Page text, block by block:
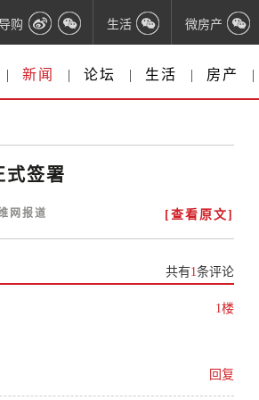
导购 生活 微房产
| 新闻 | 论坛 | 生活 | 房产 |
式签署
网报道 [查看原文]
共有1条评论
1楼
回复